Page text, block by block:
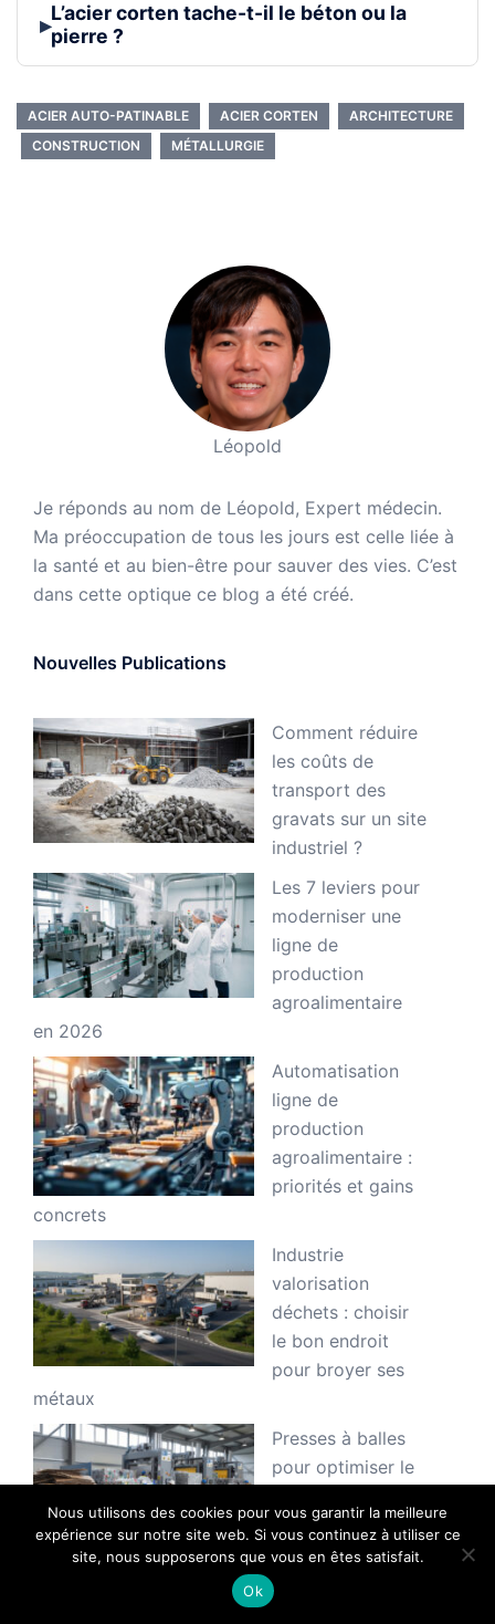
▸L’acier corten tache-t-il le béton ou la
pierre ?
ACIER AUTO-PATINABLE ACIER CORTEN
ARCHITECTURE
CONSTRUCTION
MÉTALLURGIE
Léopold
Je réponds au nom de Léopold, Expert médecin.
Ma préoccupation de tous les jours est celle liée à
la santé et au bien-être pour sauver des vies. C’est
dans cette optique ce blog a été créé.
Nouvelles Publications
Comment réduire
les coûts de
transport des
gravats sur un site
industriel ?
Les 7 leviers pour
moderniser une
ligne de
production
agroalimentaire
en 2026
Automatisation
ligne de
production
agroalimentaire :
priorités et gains
concrets
Industrie
valorisation
déchets : choisir
le bon endroit
pour broyer ses
métaux
Presses à balles
pour optimiser le
déchets
industriels et
Nous utilisons des cookies pour vous garantir la meilleure
expérience sur notre site web. Si vous continuez à utiliser ce
site, nous supposerons que vous en êtes satisfait.
Ok